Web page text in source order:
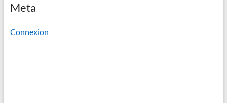
Meta
Connexion